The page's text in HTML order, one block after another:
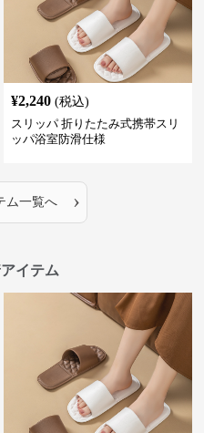
¥2,240 (税込)
スリッパ 折りたたみ式携帯スリ
ッパ浴室防滑仕様
ム一覧へ ›
イテム